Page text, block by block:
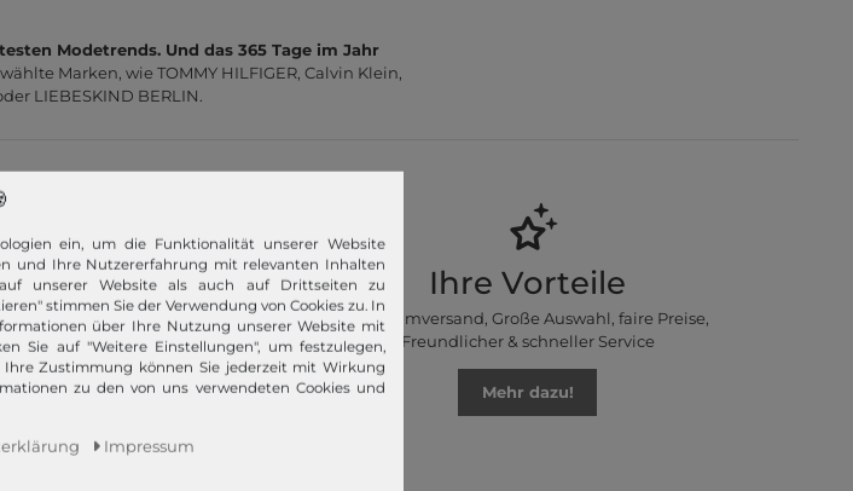
Modetrends. Und das 365 Tage im Jahr
Marken, wie TOMMY HILFIGER, Calvin Klein,
LIEBESKIND BERLIN.
Versand!
Bestellung schnell per
dazu!
Ihre Vorteile
Premiumversand, Große Auswahl, faire Preise,
Freundlicher & schneller Service
Mehr dazu!
ein, um die Funktionalität unserer Website
und Ihre Nutzererfahrung mit relevanten Inhalten
unserer Website als auch auf Drittseiten zu
stimmen Sie der Verwendung von Cookies zu. In
über Ihre Nutzung unserer Website mit
Sie auf "Weitere Einstellungen", um festzulegen,
Ihre Zustimmung können Sie jederzeit mit Wirkung
zu den von uns verwendeten Cookies und
Impressum